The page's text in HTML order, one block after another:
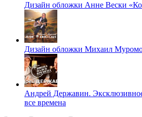
Дизайн обложки Анне Вески
Дизайн обложки Михаил
Андрей Державин.
все времена